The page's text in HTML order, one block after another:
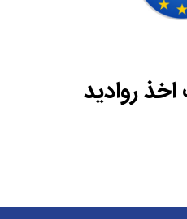
روادید